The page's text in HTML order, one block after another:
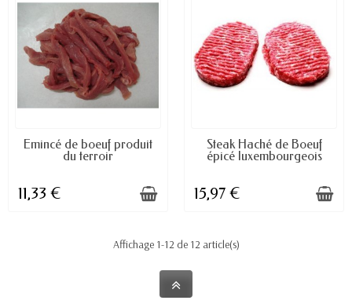
DISPONIBLE À LA COMMANDE
Emincé de boeuf produit
du terroir
11,33 €
DISPONIBLE À LA COMMANDE
Steak Haché de Boeuf
épicé luxembourgeois
15,97 €
Affichage 1-12 de 12 article(s)